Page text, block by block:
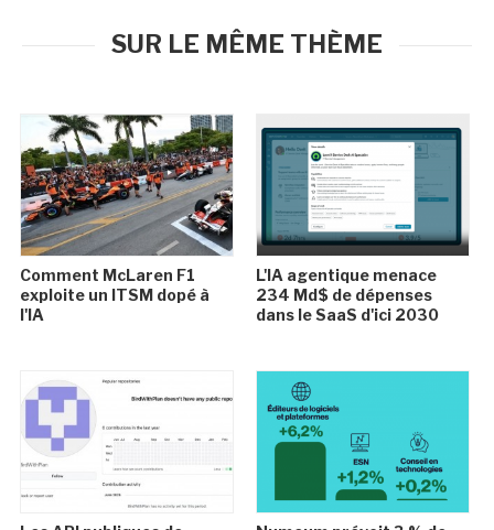
SUR LE MÊME THÈME
Comment McLaren F1
exploite un ITSM dopé à
l'IA
L'IA agentique menace
234 Md$ de dépenses
dans le SaaS d'ici 2030